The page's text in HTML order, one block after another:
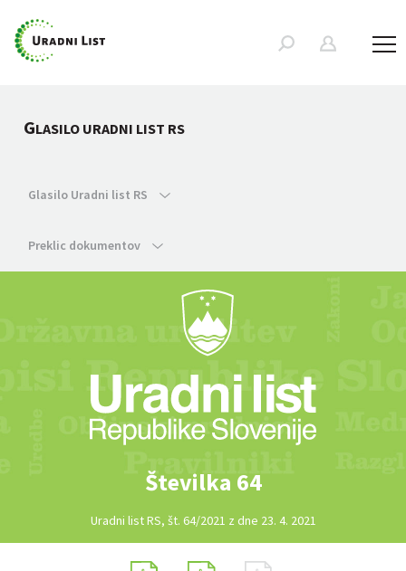
GLASILO URADNI LIST RS
Glasilo Uradni list RS
Preklic dokumentov
Številka 64
Uradni list RS, št. 64/2021 z dne 23. 4. 2021